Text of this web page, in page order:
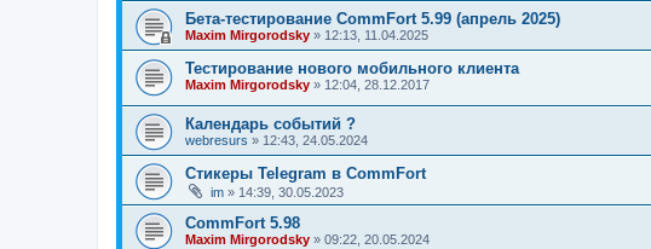
Бета-тестирование CommFort 5.99 (апрель 2025)
Maxim Mirgorodsky » 12:13, 11.04.2025
Тестирование нового мобильного клиента
Maxim Mirgorodsky » 12:04, 28.12.2017
Календарь событий ?
webresurs » 12:43, 24.05.2024
Стикеры Telegram в CommFort
im » 14:39, 30.05.2023
CommFort 5.98
Maxim Mirgorodsky » 09:22, 20.05.2024